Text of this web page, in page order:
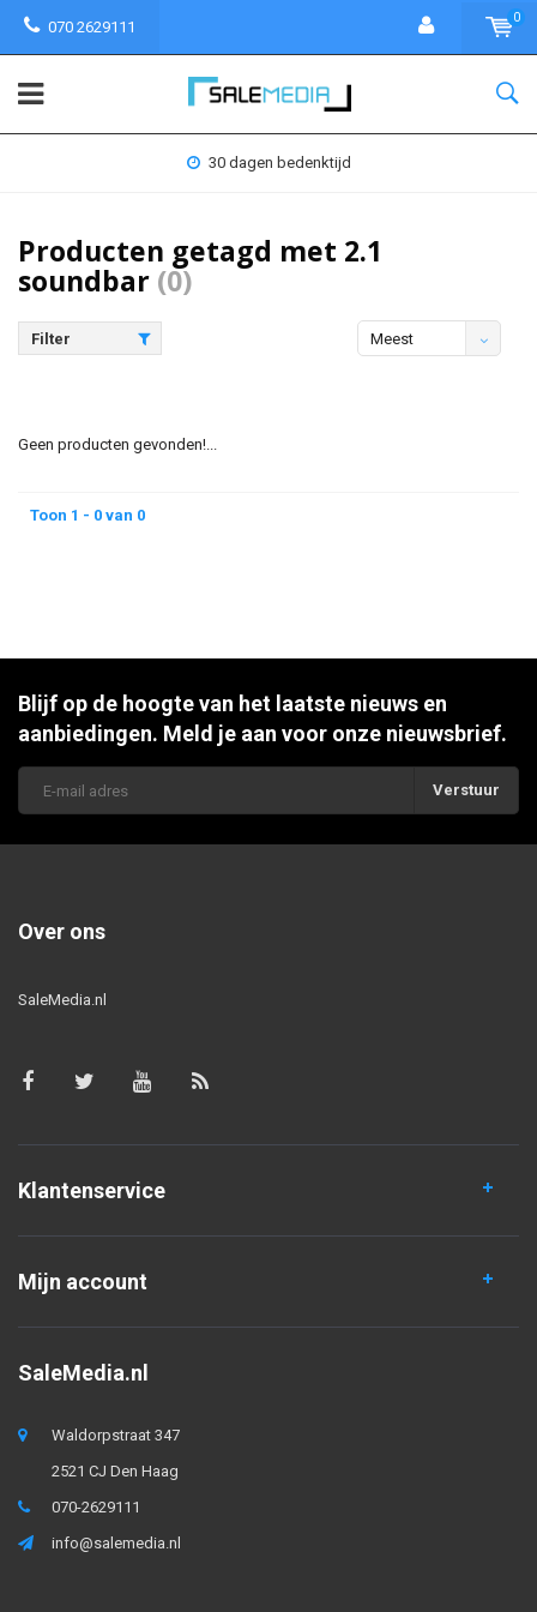
070 2629111
0
30 dagen bedenktijd
Producten getagd met 2.1
soundbar (0)
Filter
Meest
Geen producten gevonden!...
Toon 1 - 0 van 0
Blijf op de hoogte van het laatste nieuws en
aanbiedingen. Meld je aan voor onze nieuwsbrief.
Verstuur
Over ons
SaleMedia.nl
Klantenservice
Mijn account
SaleMedia.nl
Waldorpstraat 347
2521 CJ Den Haag
070-2629111
info@salemedia.nl